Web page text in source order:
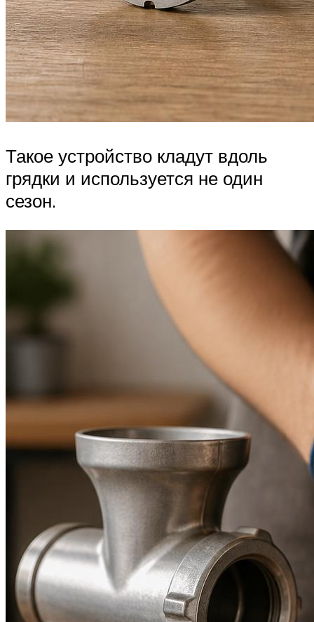
Такое устройство кладут вдоль
грядки и используется не один
сезон.